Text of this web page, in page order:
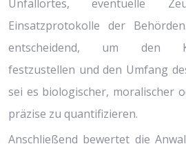
Unfallortes, eventuelle
Einsatzprotokolle der
entscheidend, um den
festzustellen und den Umfang
sei es biologischer, moralischer
präzise zu quantifizieren.
Anschließend bewertet die